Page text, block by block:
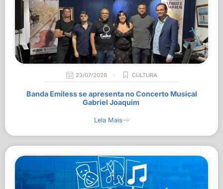
23/07/2026 CULTURA
Banda Emiless se apresenta no Concerto Musical
Gabriel Joaquim
Leia Mais